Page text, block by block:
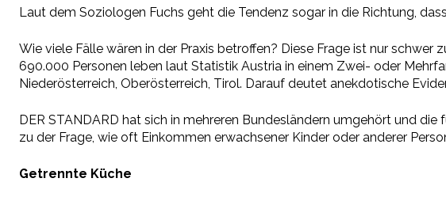
Laut dem Soziologen Fuchs geht die Tendenz sogar in die Richtung,
Wie viele Fälle wären in der Praxis betroffen? Diese Frage ist nur
690.000 Personen leben laut Statistik Austria in einem Zwei- oder
Niederösterreich, Oberösterreich, Tirol. Darauf deutet anekdotische
DER STANDARD hat sich in mehreren Bundesländern umgehört und
zu der Frage, wie oft Einkommen erwachsener Kinder oder anderer
Getrennte Küche